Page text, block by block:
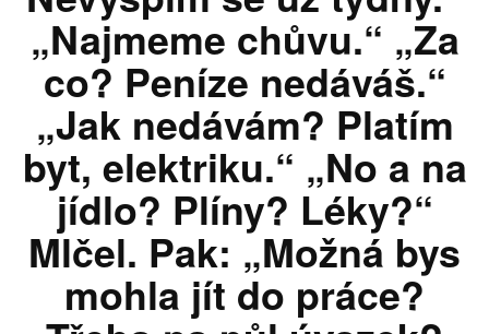
„Najmeme chůvu.“ „Za
co? Peníze nedáváš.“
„Jak nedávám? Platím
byt, elektriku.“ „No a na
jídlo? Plíny? Léky?“
Mlčel. Pak: „Možná bys
mohla jít do práce?